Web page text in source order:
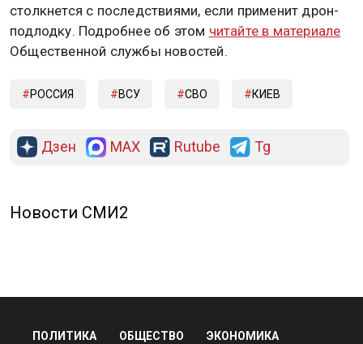
столкнется с последствиями, если применит дрон-
подлодку. Подробнее об этом читайте в материале
Общественной службы новостей.
РОССИЯ ВСУ СВО КИЕВ
Дзен MAX Rutube Tg
Новости СМИ2
ПОЛИТИКА ОБЩЕСТВО ЭКОНОМИКА